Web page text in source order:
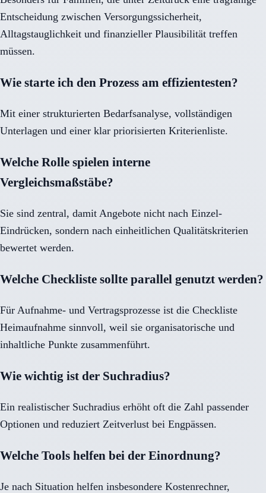
Entscheidung zwischen Versorgungssicherheit,
Alltagstauglichkeit und finanzieller Plausibilität treffen
müssen.
Wie starte ich den Prozess am effizientesten?
Mit einer strukturierten Bedarfsanalyse, vollständigen
Unterlagen und einer klar priorisierten Kriterienliste.
Welche Rolle spielen interne
Vergleichsmaßstäbe?
Sie sind zentral, damit Angebote nicht nach Einzel-
Eindrücken, sondern nach einheitlichen Qualitätskriterien
bewertet werden.
Welche Checkliste sollte parallel genutzt werden?
Für Aufnahme- und Vertragsprozesse ist die Checkliste
Heimaufnahme sinnvoll, weil sie organisatorische und
inhaltliche Punkte zusammenführt.
Wie wichtig ist der Suchradius?
Ein realistischer Suchradius erhöht oft die Zahl passender
Optionen und reduziert Zeitverlust bei Engpässen.
Welche Tools helfen bei der Einordnung?
Je nach Situation helfen insbesondere Kostenrechner,